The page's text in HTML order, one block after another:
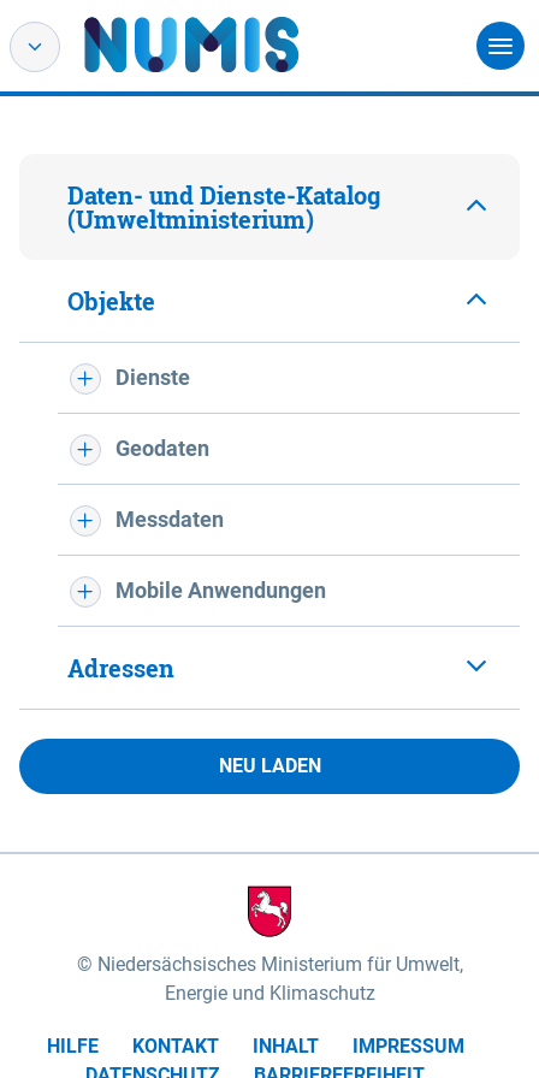
Daten- und Dienste-Katalog
(Umweltministerium)
Objekte
Dienste
Geodaten
Messdaten
Mobile Anwendungen
Adressen
NEU LADEN
Niedersächsisches Ministerium für Umwelt,
Energie und Klimaschutz
HILFE KONTAKT INHALT
IMPRESSUM